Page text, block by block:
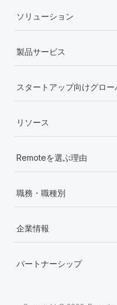
ソリューション
製品サービス
スタートアップ向けグロー
リソース
Remoteを選ぶ理由
職務・職種別
企業情報
パートナーシップ